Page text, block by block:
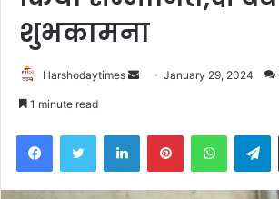
शुभकामना
Harshodaytimes
SendJanuary 29, 2024
1 minute read
FacebookTwitter LinkedInPinterest